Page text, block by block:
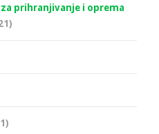
prihranjivanje i oprema